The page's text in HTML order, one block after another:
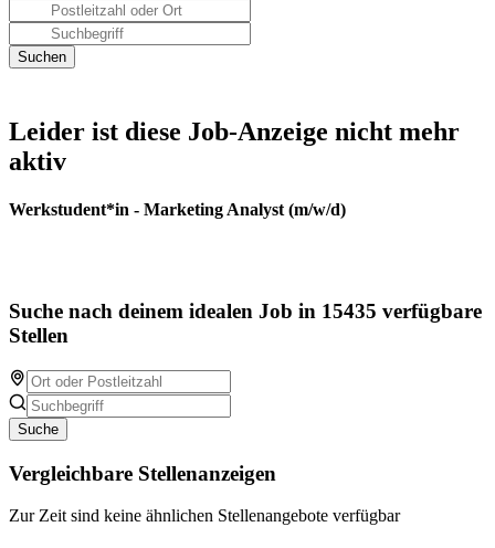
Leider ist diese Job-Anzeige nicht mehr
aktiv
Werkstudent*in - Marketing Analyst (m/w/d)
Suche nach deinem idealen Job in 15435 verfügbare
Stellen
Suche
Vergleichbare Stellenanzeigen
Zur Zeit sind keine ähnlichen Stellenangebote verfügbar